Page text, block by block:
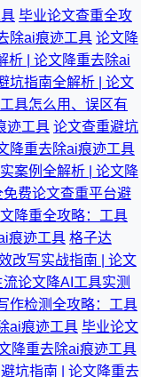
毕业论文查重全攻
除ai痕迹工具 论文降
析 | 论文降重去除ai
坑指南全解析 | 论文
具怎么用、误区有
迹工具 论文查重避坑
降重去除ai痕迹工具
案例全解析 | 论文降
费论文查重平台避
降重全攻略：工具
痕迹工具 格子达
改写实战指南 | 论文
论文降AI工具实测
作检测全攻略：工具
ai痕迹工具 毕业论文
降重去除ai痕迹工具
坑指南 | 论文降重去